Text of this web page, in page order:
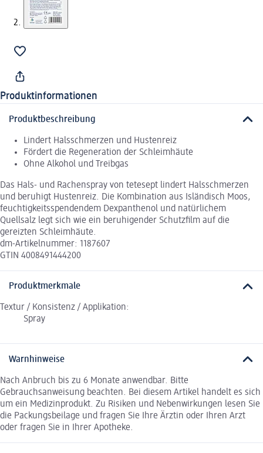
Produktinformationen
Produktbeschreibung
Lindert Halsschmerzen und Hustenreiz
Fördert die Regeneration der Schleimhäute
Ohne Alkohol und Treibgas
Das Hals- und Rachenspray von tetesept lindert Halsschmerzen
und beruhigt Hustenreiz. Die Kombination aus Isländisch Moos,
feuchtigkeitsspendendem Dexpanthenol und natürlichem
Quellsalz legt sich wie ein beruhigender Schutzfilm auf die
gereizten Schleimhäute.
dm-Artikelnummer: 1187607
GTIN 4008491444200
Produktmerkmale
Textur / Konsistenz / Applikation:
Spray
Warnhinweise
Nach Anbruch bis zu 6 Monate anwendbar. Bitte
Gebrauchsanweisung beachten. Bei diesem Artikel handelt es sich
um ein Medizinprodukt. Zu Risiken und Nebenwirkungen lesen Sie
die Packungsbeilage und fragen Sie Ihre Ärztin oder Ihren Arzt
oder fragen Sie in Ihrer Apotheke.